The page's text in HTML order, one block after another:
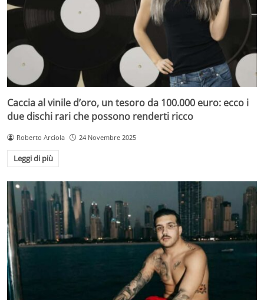
Caccia al vinile d’oro, un tesoro da 100.000 euro: ecco i
due dischi rari che possono renderti ricco
Roberto Arciola 24 Novembre 2025
Leggi di più